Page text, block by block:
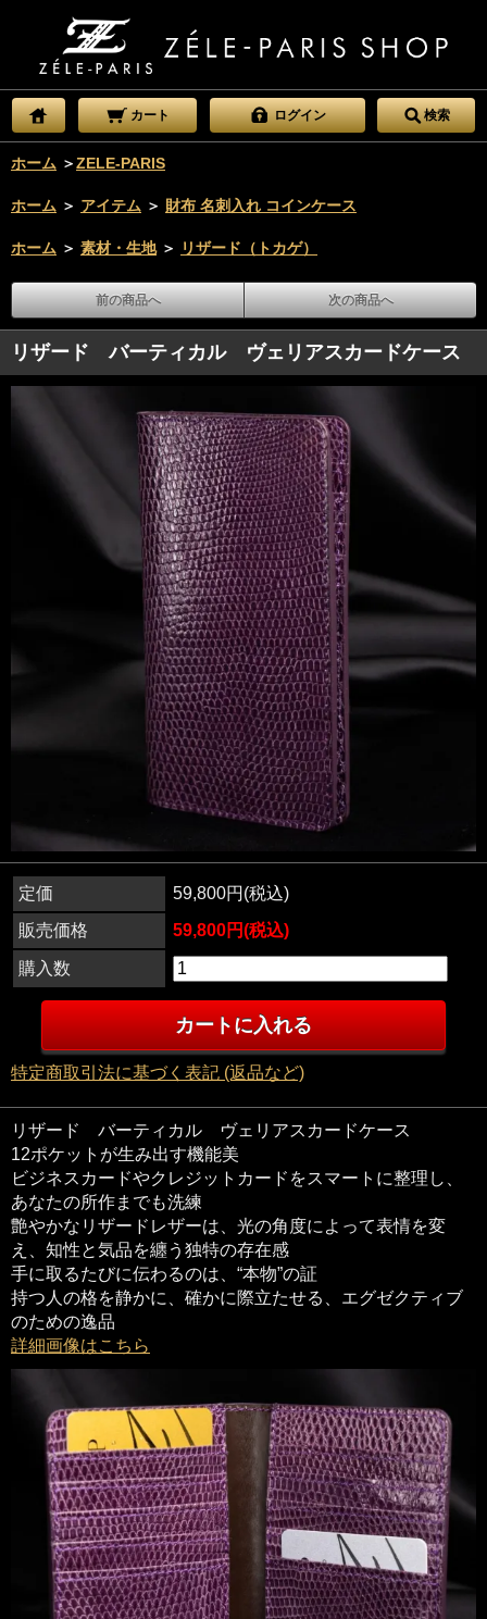
カート ログイン 検索
ホーム ＞ZELE-PARIS
ホーム ＞ アイテム ＞ 財布 名刺入れ コインケース
ホーム ＞ 素材・生地 ＞ リザード（トカゲ）
前の商品へ 次の商品へ
リザード バーティカル ヴェリアスカードケース
定価
59,800円(税込)
販売価格
59,800円(税込)
購入数
特定商取引法に基づく表記 (返品など)
リザード バーティカル ヴェリアスカードケース
12ポケットが生み出す機能美
ビジネスカードやクレジットカードをスマートに整理し、
あなたの所作までも洗練
艶やかなリザードレザーは、光の角度によって表情を変
え、知性と気品を纏う独特の存在感
手に取るたびに伝わるのは、“本物”の証
持つ人の格を静かに、確かに際立たせる、エグゼクティブ
のための逸品
詳細画像はこちら